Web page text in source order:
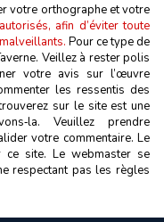
votre orthographe et votre
afin d’éviter toute
Pour ce type de
Veillez à rester polis
votre avis sur l’œuvre
les ressentis des
sur le site est une
Veuillez prendre
votre commentaire. Le
site. Le webmaster se
respectant pas les règles